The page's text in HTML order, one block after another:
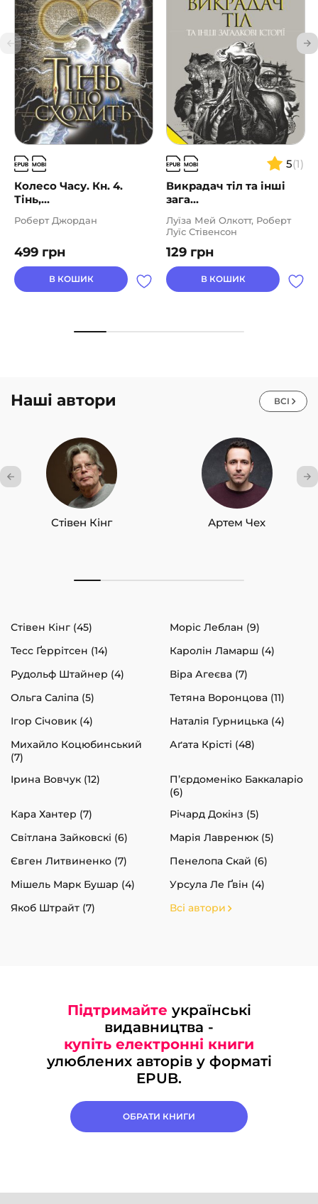
Колесо Часу. Кн. 4.
Тінь,...
499 грн
Роберт Джордан
В КОШИК
5(1)
Викрадач тіл та інші
зага...
129 грн
Луїза Мей Олкотт, Роберт
Луїс Стівенсон
В КОШИК
Наші автори ВСІ
Стівен Кінг Артем Чех
Стівен Кінг (45)
Моріс Леблан (9)
Тесс Ґеррітсен (14)
Каролін Ламарш (4)
Рудольф Штайнер (4)
Віра Агеєва (7)
Ольга Саліпа (5)
Тетяна Воронцова (11)
Ігор Січовик (4)
Наталія Гурницька (4)
Михайло Коцюбинський
(7)
Аґата Крісті (48)
Ірина Вовчук (12)
П’єрдоменіко Баккаларіо
(6)
Кара Хантер (7)
Річард Докінз (5)
Світлана Зайковскі (6)
Марія Лавренюк (5)
Євген Литвиненко (7)
Пенелопа Скай (6)
Мішель Марк Бушар (4)
Урсула Ле Ґвін (4)
Якоб Штрайт (7)
Всі автори
Підтримайте українські
видавництва -
купіть електронні книги
улюблених авторів у форматі
EPUB.
ОБРАТИ КНИГИ